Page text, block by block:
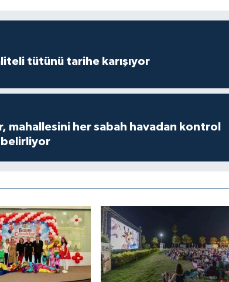
tütünü tarihe karışıyor
mahallesini her sabah havadan kontrol